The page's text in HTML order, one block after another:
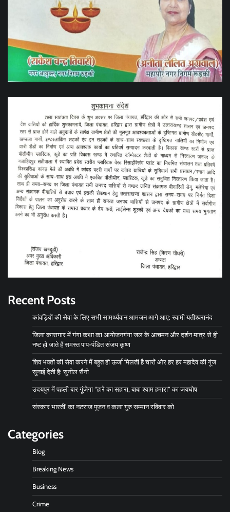
Recent Posts
कांवड़ियों की सेवा के लिए सभी सामर्थ्यवान आमजन आगे आए: स्वामी यतीश्वरानंद
जिला कारागार में गंगा कथा का आयोजनगंगा जल के आचमन और दर्शन मात्र से ही
नष्ट हो जाते हैं समस्त पाप-पंडित संजय कृष्ण
शिव भक्तों की सेवा करने मैं बहुत ही ऊर्जा मिलती है चारों ओर हर हर महादेव की गूंज
सुनाई देती है: सुनील सैनी
उदयपुर में पहली बार गूंजेगा “हारे का सहारा, बाबा श्याम हमारा” का जयघोष
संस्कार भारती’ का नटराज पूजन व कला गुरु सम्मान रविवार को
Categories
Blog
Breaking News
Business
Crime